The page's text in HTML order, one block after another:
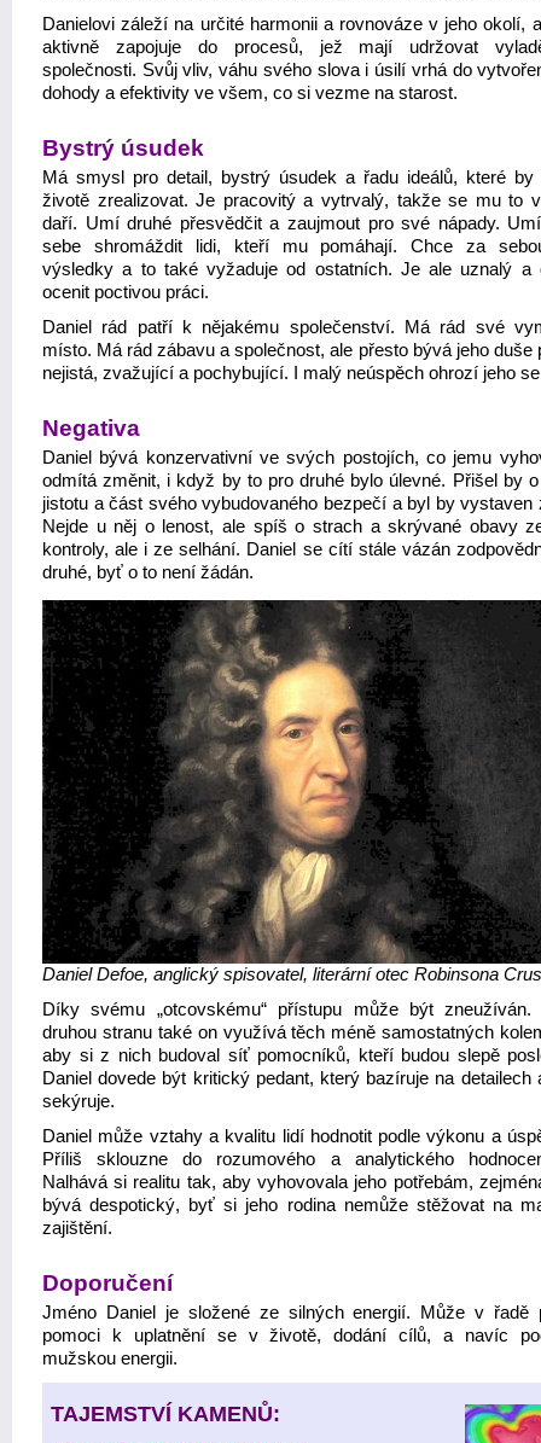
Danielovi záleží na určité harmonii a rovnováze v jeho okolí,
aktivně zapojuje do procesů, jež mají udržovat
společnosti. Svůj vliv, váhu svého slova i úsilí vrhá do
dohody a efektivity ve všem, co si vezme na starost.
Bystrý úsudek
Má smysl pro detail, bystrý úsudek a řadu ideálů, které by
životě zrealizovat. Je pracovitý a vytrvalý, takže se mu to
daří. Umí druhé přesvědčit a zaujmout pro své nápady.
sebe shromáždit lidi, kteří mu pomáhají. Chce za
výsledky a to také vyžaduje od ostatních. Je ale uznalý a
ocenit poctivou práci.
Daniel rád patří k nějakému společenství. Má rád své
místo. Má rád zábavu a společnost, ale přesto bývá jeho duše
nejistá, zvažující a pochybující. I malý neúspěch ohrozí jeho
Negativa
Daniel bývá konzervativní ve svých postojích, co jemu
odmítá změnit, i když by to pro druhé bylo úlevné. Přišel by
jistotu a část svého vybudovaného bezpečí a byl by vystaven
Nejde u něj o lenost, ale spíš o strach a skrývané obavy
kontroly, ale i ze selhání. Daniel se cítí stále vázán
druhé, byť o to není žádán.
Daniel Defoe, anglický spisovatel, literární otec Robinsona
Díky svému „otcovskému“ přístupu může být zneužíván.
druhou stranu také on využívá těch méně samostatných
aby si z nich budoval síť pomocníků, kteří budou slepě
Daniel dovede být kritický pedant, který bazíruje na detailech
sekýruje.
Daniel může vztahy a kvalitu lidí hodnotit podle výkonu a
Příliš sklouzne do rozumového a analytického
Nalhává si realitu tak, aby vyhovovala jeho potřebám,
bývá despotický, byť si jeho rodina nemůže stěžovat na
zajištění.
Doporučení
Jméno Daniel je složené ze silných energií. Může v řadě
pomoci k uplatnění se v životě, dodání cílů, a navíc
mužskou energii.
TAJEMSTVÍ KAMENŮ: